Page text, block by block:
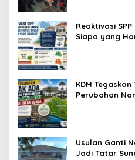
Reaktivasi
Siapa yang
KDM
Perubahan
Usulan Ganti
Jadi Tatar